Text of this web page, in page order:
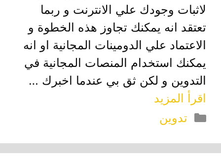
لاثبات وجودك علي الانترنت و ربما
تعتقد انه يمكنك تجاوز هذه الخطوة و
الاعتماد علي الدومينات المجانية او انه
يمكنك استخدام المنصات المجانية في
التدوين و لكن ثق بي عندما اخبرك …
اقرأ المزيد
التصنيفات
تدوين